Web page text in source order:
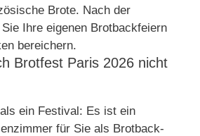
Brote. Nach der
Ihre eigenen Brotbackfeiern
bereichern.
Brotfest Paris 2026 nicht
ein Festival: Es ist ein
für Sie als Brotback-